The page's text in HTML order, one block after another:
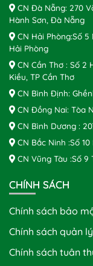
CN Đà Nẵng: 270
Hành Sơn, Đà Nẵng
CN Hải Phòng:Số
Hải Phòng
CN Cần Thơ : Số 2
Kiều, TP Cần Thơ
CN Bình Định:
CN Đồng Nai: Tòa
CN Bình Dương :
CN Bắc Ninh :Số
CN Vũng Tàu :Số 9
CHÍNH SÁCH
Chính sách bảo
Chính sách quản
Chính sách tuân